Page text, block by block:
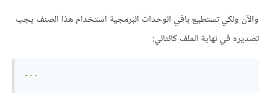
والآن ولكي تستطيع باقي الوحدات البرمجية استخدام هذا الصنف يجب
تصديره في نهاية الملف كالتالي:
...